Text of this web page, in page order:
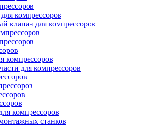
компрессоров
клапан для компрессоров
компрессоров
для компрессоров
компрессоров
станков